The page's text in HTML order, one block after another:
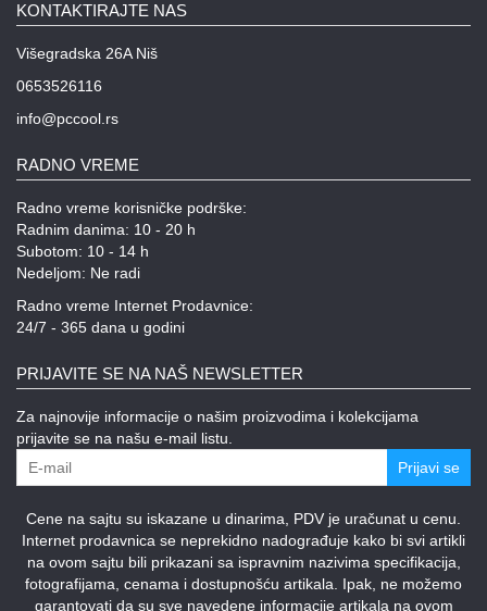
KONTAKTIRAJTE NAS
Višegradska 26A Niš
0653526116
info@pccool.rs
RADNO VREME
Radno vreme korisničke podrške:
Radnim danima: 10 - 20 h
Subotom: 10 - 14 h
Nedeljom: Ne radi
Radno vreme Internet Prodavnice:
24/7 - 365 dana u godini
PRIJAVITE SE NA NAŠ NEWSLETTER
Za najnovije informacije o našim proizvodima i kolekcijama
prijavite se na našu e-mail listu.
Prijavi se
Cene na sajtu su iskazane u dinarima, PDV je uračunat u cenu.
Internet prodavnica se neprekidno nadograđuje kako bi svi artikli
na ovom sajtu bili prikazani sa ispravnim nazivima specifikacija,
fotografijama, cenama i dostupnošću artikala. Ipak, ne možemo
garantovati da su sve navedene informacije artikala na ovom